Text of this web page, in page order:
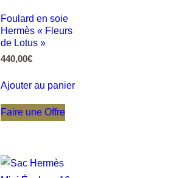
Foulard en soie
Hermès « Fleurs
de Lotus »
440,00€
Ajouter au panier
Faire une Offre